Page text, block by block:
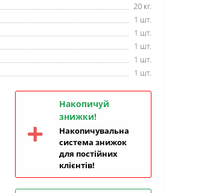
20 кг.
1 шт.
1 шт.
1 шт.
1 шт.
1 шт.
Накопичуй
знижки!
Накопичувальна
система знижок
для постійних
клієнтів!